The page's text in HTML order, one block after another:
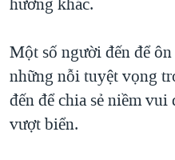
Một số người đến để
những nỗi tuyệt vọng
đến để chia sẻ niềm
vượt biển.